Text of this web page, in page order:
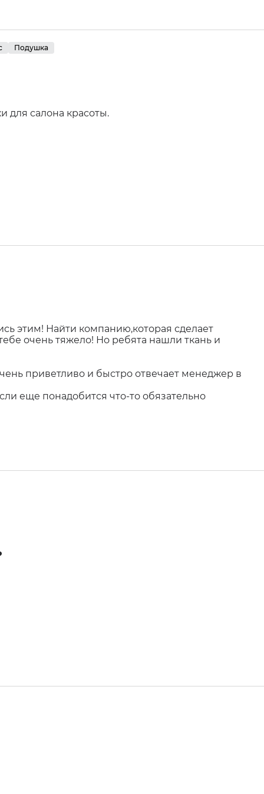
Подушка
для салона красоты.
этим! Найти компанию,которая сделает
очень тяжело! Но ребята нашли ткань и
приветливо и быстро отвечает менеджер в
еще понадобится что-то обязательно